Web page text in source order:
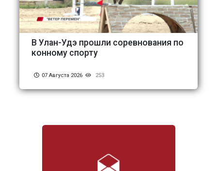
В Улан-Удэ прошли соревнования по
конному спорту
07 Августа 2026 253